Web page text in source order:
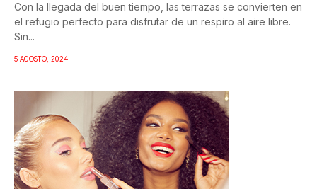
Con la llegada del buen tiempo, las terrazas se convierten en
el refugio perfecto para disfrutar de un respiro al aire libre.
Sin...
5 AGOSTO, 2024